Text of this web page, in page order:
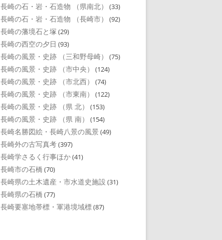
長崎の石・岩・石造物 （県南北） (33)
長崎の石・岩・石造物 （長崎市） (92)
長崎の藩境石と塚 (29)
長崎の西空の夕日 (93)
長崎の風景・史跡 （三和野母崎） (75)
長崎の風景・史跡 （市中央） (124)
長崎の風景・史跡 （市北西） (74)
長崎の風景・史跡 （市東南） (122)
長崎の風景・史跡 （県 北） (153)
長崎の風景・史跡 （県 南） (154)
長崎名勝図絵・長崎八景の風景 (49)
長崎外の古写真考(397)
長崎学さるく行事ほか(41)
長崎市の石橋 (70)
長崎県の土木遺産・市水道史施設 (31)
長崎県の石橋 (77)
長崎要塞地帯標・軍港境域標(87)